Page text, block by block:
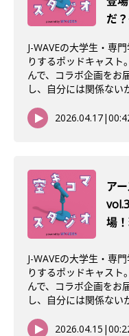
だ
J-WAVEの大学生・専
りするポッドキャスト
んで、コラボ企画をお
し、自分には関係ない
2026.04.17|
ア
場
J-WAVEの大学生・専
りするポッドキャスト
んで、コラボ企画をお
し、自分には関係ない
2026.04.15 |